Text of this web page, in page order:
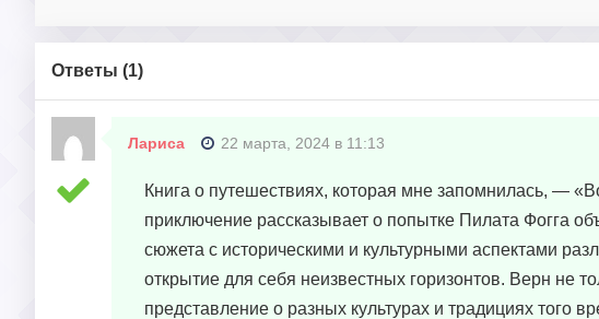
Ответы (1)
Лариса 22 марта, 2024 в 11:13
Книга о путешествиях, которая мне запомнилась, —
приключение рассказывает о попытке Пилата Фогга
сюжета с историческими и культурными аспектами
открытие для себя неизвестных горизонтов. Верн не
представление о разных культурах и традициях того